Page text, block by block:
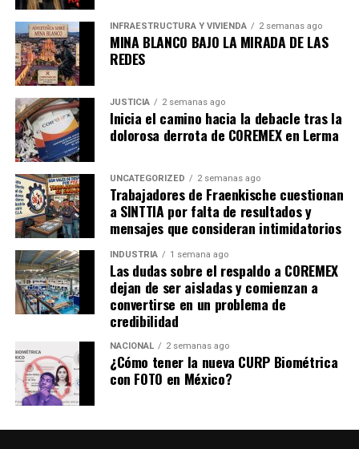
INFRAESTRUCTURA Y VIVIENDA 2 semanas ago
MINA BLANCO BAJO LA MIRADA DE LAS
REDES
JUSTICIA 2 semanas ago
Inicia el camino hacia la debacle tras la
dolorosa derrota de COREMEX en Lerma
UNCATEGORIZED 2 semanas ago
Trabajadores de Fraenkische cuestionan
a SINTTIA por falta de resultados y
mensajes que consideran intimidatorios
INDUSTRIA 1 semana ago
Las dudas sobre el respaldo a COREMEX
dejan de ser aisladas y comienzan a
convertirse en un problema de
credibilidad
NACIONAL 2 semanas ago
¿Cómo tener la nueva CURP Biométrica
con FOTO en México?